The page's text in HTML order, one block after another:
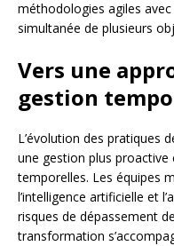
méthodologies agiles
simultanée de plusieurs
Vers une
gestion
L’évolution des pratiques
une gestion plus
temporelles. Les équipes
l’intelligence artificielle et
risques de dépassement
transformation